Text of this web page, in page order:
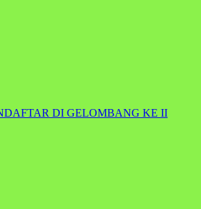
DI GELOMBANG KE II